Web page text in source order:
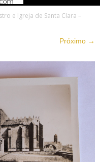
e Igreja de Santa Clara –
Próximo →